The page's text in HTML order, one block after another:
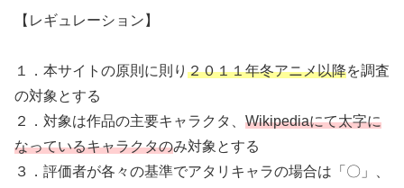
【レギュレーション】
１．本サイトの原則に則り ２０１１年冬アニメ以降を調査
の対象とする
２．対象は作品の主要キャラクタ、 Wikipediaにて太字に
なっているキャラクタのみ対象とする
３．評価者が各々の基準でアタリキャラの場合は「〇」、